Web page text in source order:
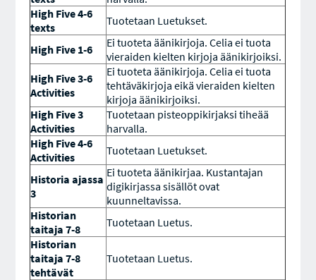
High Five 4-6
texts
Tuotetaan Luetukset.
High Five 1-6
Ei tuoteta äänikirjoja. Celia ei tuota
vieraiden kielten kirjoja äänikirjoiksi.
High Five 3-6
Activities
Ei tuoteta äänikirjoja. Celia ei tuota
tehtäväkirjoja eikä vieraiden kielten
kirjoja äänikirjoiksi.
High Five 3
Activities
Tuotetaan pisteoppikirjaksi tiheää
harvalla.
High Five 4-6
Activities
Tuotetaan Luetukset.
Historia ajassa
3
Ei tuoteta äänikirjaa. Kustantajan
digikirjassa sisällöt ovat
kuunneltavissa.
Historian
taitaja 7-8
Tuotetaan Luetus.
Historian
taitaja 7-8
tehtävät
Tuotetaan Luetus.